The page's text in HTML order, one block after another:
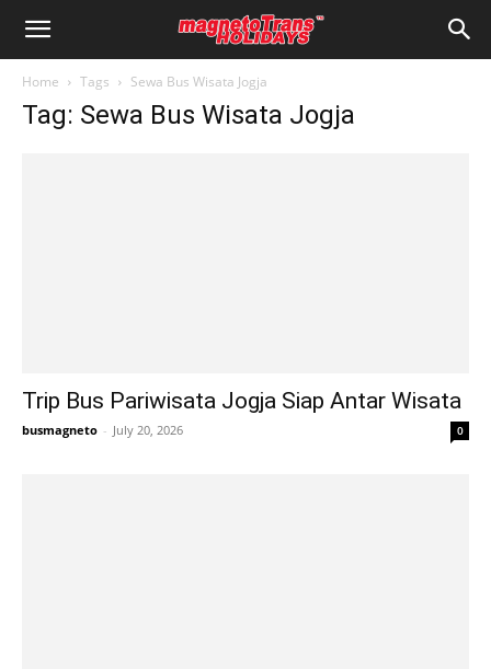
Home Tags Sewa Bus Wisata Jogja
Tag: Sewa Bus Wisata Jogja
Trip Bus Pariwisata Jogja Siap Antar Wisata
busmagneto - July 20, 2026 0